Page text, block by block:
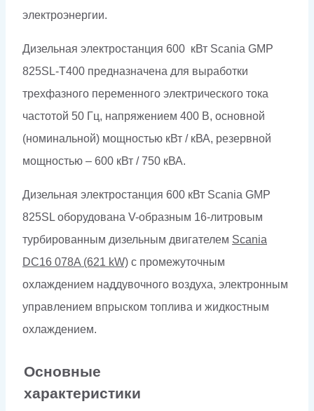
электроэнергии.
Дизельная электростанция 600 кВт Scania GMP
825SL-Т400 предназначена для выработки
трехфазного переменного электрического тока
частотой 50 Гц, напряжением 400 В, основной
(номинальной) мощностью кВт / кВА, резервной
мощностью – 600 кВт / 750 кВА.
Дизельная электростанция 600 кВт Scania GMP
825SL оборудована V-образным 16-литровым
турбированным дизельным двигателем Scania
DC16 078A (621 kW) с промежуточным
охлаждением наддувочного воздуха, электронным
управлением впрыском топлива и жидкостным
охлаждением.
Основные
характеристики